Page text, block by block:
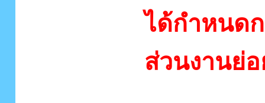
ได้กำหนด
ส่วนงานย่